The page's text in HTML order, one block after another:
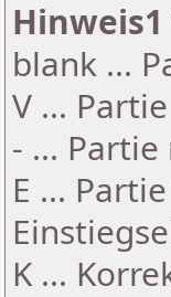
Hinweis1
blank ...
V ...
- ...
E ...
K ...